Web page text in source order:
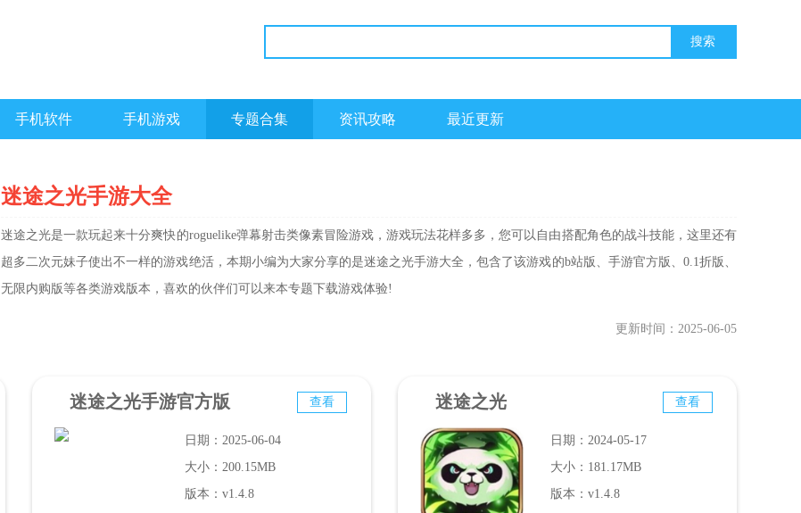
手机软件 手机游戏 专题合集 资讯攻略 最近更新
迷途之光手游大全
迷途之光是一款玩起来十分爽快的roguelike弹幕射击类像素冒险游戏，游戏玩法花样多多，您可以自由搭配角色的战斗技能，这里还有
超多二次元妹子使出不一样的游戏绝活，本期小编为大家分享的是迷途之光手游大全，包含了该游戏的b站版、手游官方版、0.1折版、
无限内购版等各类游戏版本，喜欢的伙伴们可以来本专题下载游戏体验!
更新时间：2025-06-05
迷途之光手游官方版 查看
日期：2025-06-04
大小：200.15MB
版本：v1.4.8
迷途之光 查看
日期：2024-05-17
大小：181.17MB
版本：v1.4.8